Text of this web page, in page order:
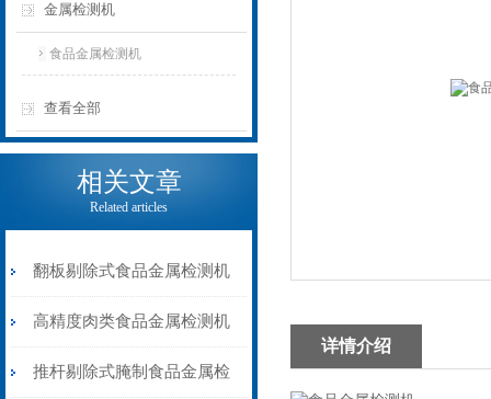
金属检测机
食品金属检测机
查看全部
相关文章
Related articles
翻板剔除式食品金属检测机
速冻肉类金属检测器
高精度肉类食品金属检测机
推杆剔除式
推杆剔除式腌制食品金属检
详情介绍